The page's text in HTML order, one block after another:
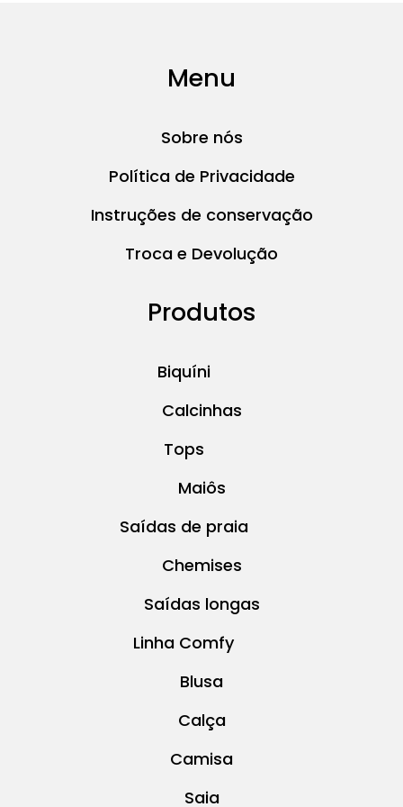
Menu
Sobre nós
Política de Privacidade
Instruções de conservação
Troca e Devolução
Produtos
Biquíni
Calcinhas
Tops
Maiôs
Saídas de praia
Chemises
Saídas longas
Linha Comfy
Blusa
Calça
Camisa
Saia